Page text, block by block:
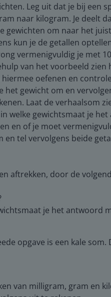
Leg uit dat je bij een
naar kilogram. Je deelt
om naar het
kun je de getallen
vermenigvuldig je met
van het voorbeeld
oefenen en
gewicht om en
Laat de verhaalsom
welke gewichtsmaat je
en of je moet
tel vervolgens beide
aftrekken, door de
je het antwoord
opgave is een kale
van milligram, gram en